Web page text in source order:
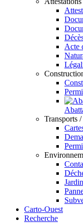
Acte
Transports
Carto-Ouest
Recherche